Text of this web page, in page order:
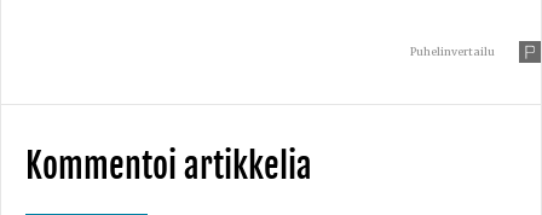
Puhelinvertailu
Kommentoi artikkelia